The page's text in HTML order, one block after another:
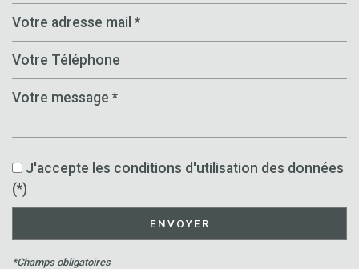
J'accepte les conditions d'utilisation des données
(*)
ENVOYER
*Champs obligatoires